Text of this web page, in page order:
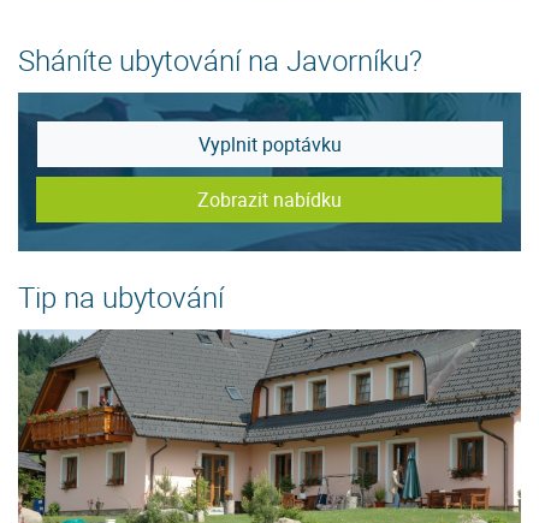
Sháníte ubytování na Javorníku?
Vyplnit poptávku
Zobrazit nabídku
Tip na ubytování